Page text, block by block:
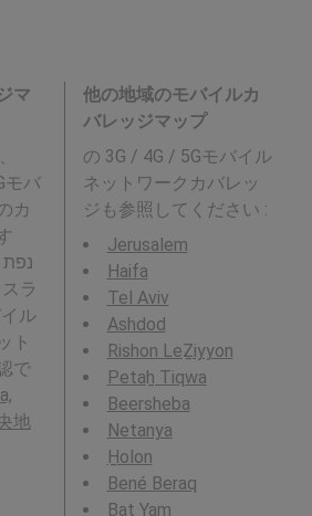
マ
モバ
カ
ル
ト
で
他の地域のモバイルカ
バレッジマップ
の 3G / 4G / 5Gモバイル
ネットワークカバレッ
ジも参照してください :
Jerusalem
Haifa
Tel Aviv
Ashdod
Rishon LeẔiyyon
Petaẖ Tiqwa
Beersheba
Netanya
H̱olon
Bené Beraq
Bat Yam